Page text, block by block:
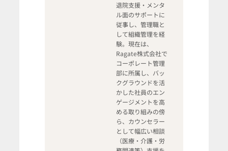
退院支援・メンタ
ル面のサポートに
従事し、管理職と
して組織管理を経
験。現在は、
Ragate株式会社で
コーポレート管理
部に所属し、バッ
クグラウンドを活
かした社員のエン
ゲージメントを高
める取り組みの傍
ら、カウンセラー
として幅広い相談
（医療・介護・労